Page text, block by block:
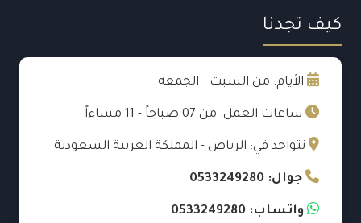
كيف تجدنا
الأيام: من السبت - الجمعة
ساعات العمل: من 07 صباحاً - 11 مساءاً
نتواجد في: الرياض - المملكة العربية السعودية
جوال: 0533249280
واتساب: 0533249280